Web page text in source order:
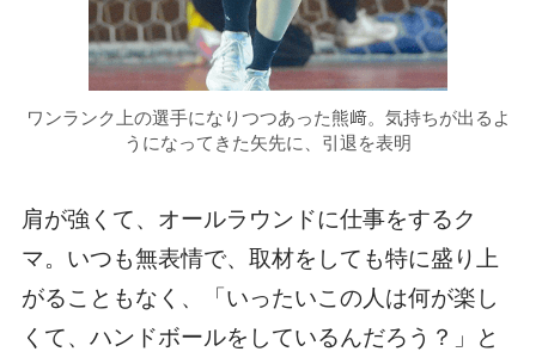
ワンランク上の選手になりつつあった熊﨑。気持ちが出るよ
うになってきた矢先に、引退を表明
肩が強くて、オールラウンドに仕事をするク
マ。いつも無表情で、取材をしても特に盛り上
がることもなく、「いったいこの人は何が楽し
くて、ハンドボールをしているんだろう？」と